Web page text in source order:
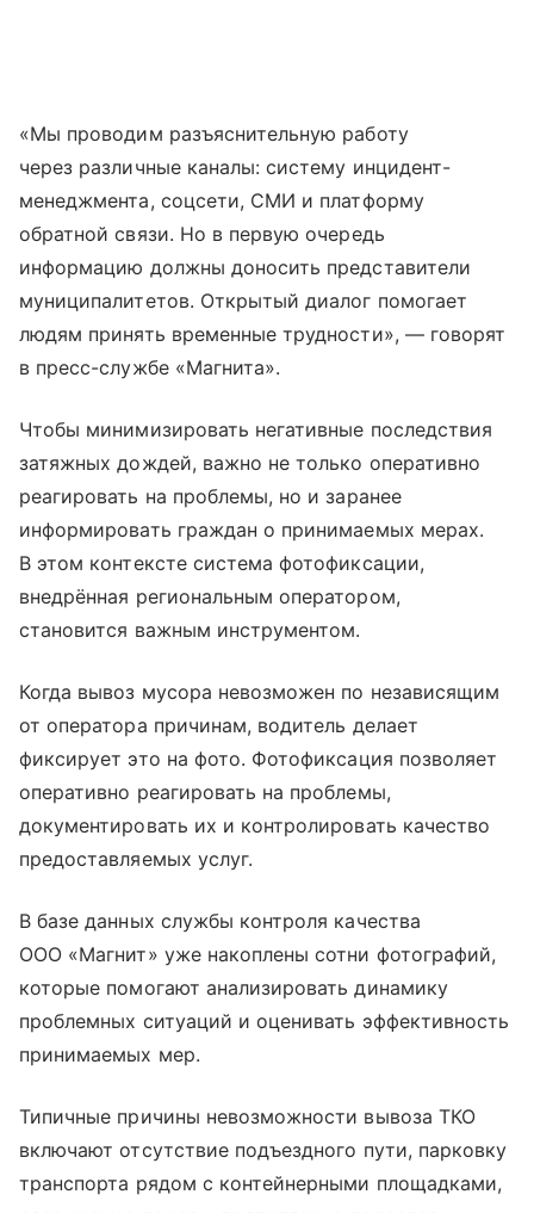
«Мы проводим разъяснительную работу
через различные каналы: систему инцидент-
менеджмента, соцсети, СМИ и платформу
обратной связи. Но в первую очередь
информацию должны доносить представители
муниципалитетов. Открытый диалог помогает
людям принять временные трудности», — говорят
в пресс-службе «Магнита».
Чтобы минимизировать негативные последствия
затяжных дождей, важно не только оперативно
реагировать на проблемы, но и заранее
информировать граждан о принимаемых мерах.
В этом контексте система фотофиксации,
внедрённая региональным оператором,
становится важным инструментом.
Когда вывоз мусора невозможен по независящим
от оператора причинам, водитель делает
фиксирует это на фото. Фотофиксация позволяет
оперативно реагировать на проблемы,
документировать их и контролировать качество
предоставляемых услуг.
В базе данных службы контроля качества
ООО «Магнит» уже накоплены сотни фотографий,
которые помогают анализировать динамику
проблемных ситуаций и оценивать эффективность
принимаемых мер.
Типичные причины невозможности вывоза ТКО
включают отсутствие подъездного пути, парковку
транспорта рядом с контейнерными площадками,